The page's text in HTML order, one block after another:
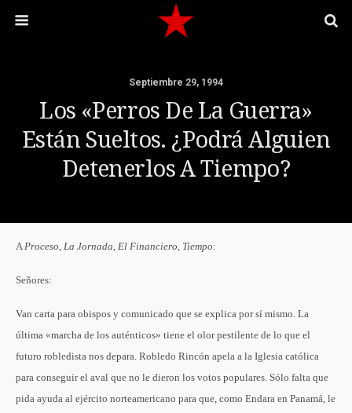
Septiembre 29, 1994
Los «perros De La Guerra»
Están Sueltos. ¿Podrá Alguien
Detenerlos A Tiempo?
AProceso, La Jornada, El Financiero, Tiempo:
Señores:
Van carta para obispos y comunicado que se explica por sí mismo. La
última «marcha de los auténticos» tiene el olor pestilente de lo que el
futuro robledista nos depara. Robledo Rincón apela a la Iglesia católica
para conseguir el aval que no le dieron los votos populares. Sólo falta que
pida ayuda al ejército norteamericano para que, como Endara en Panamá, le